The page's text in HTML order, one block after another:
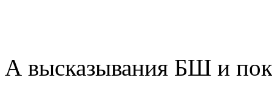
А высказывания БШ и